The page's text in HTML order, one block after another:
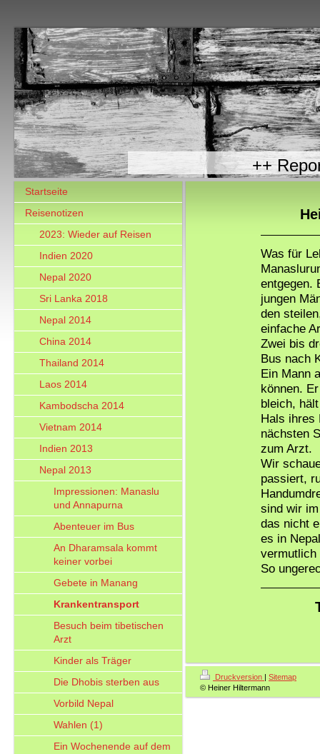
++
Startseite
Reisenotizen
2023: Wieder auf Reisen
Indien 2020
Nepal 2020
Sri Lanka 2018
Nepal 2014
China 2014
Thailand 2014
Laos 2014
Kambodscha 2014
Vietnam 2014
Indien 2013
Nepal 2013
Impressionen: Manaslu
und Annapurna
Abenteuer im Bus
An Dharamsala kommt
keiner vorbei
Gebete in Manang
Krankentransport
Besuch beim tibetischen
Arzt
Kinder als Träger
Die Dhobis sterben aus
Vorbild Nepal
Wahlen (1)
Ein Wochenende auf dem
Was für
entgegen.
jungen
den
einfache
Zwei bis
Bus nach
Ein Mann
können.
bleich,
Hals ihres
nächsten
zum Arzt.
Wir
passiert,
sind wir
das nicht
es in
vermutlich
So
Druckversion | Sitemap
© Heiner Hiltermann